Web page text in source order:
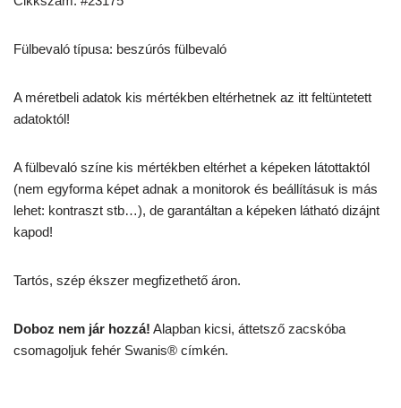
Fülbevaló típusa: beszúrós fülbevaló
A méretbeli adatok kis mértékben eltérhetnek az itt feltüntetett
adatoktól!
A fülbevaló színe kis mértékben eltérhet a képeken látottaktól
(nem egyforma képet adnak a monitorok és beállításuk is más
lehet: kontraszt stb…), de garantáltan a képeken látható dizájnt
kapod!
Tartós, szép ékszer megfizethető áron.
Doboz nem jár hozzá! Alapban kicsi, áttetsző zacskóba
csomagoljuk fehér Swanis® címkén.